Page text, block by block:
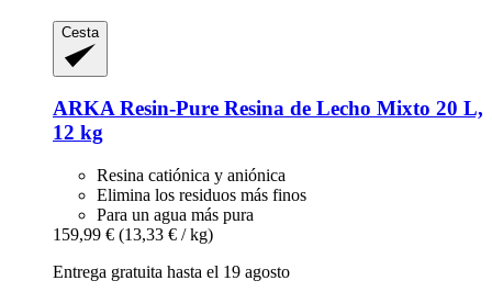
Cesta
ARKAResin-​Pure Resina de Lecho Mixto 20 L,
12 kg
Resina catiónica y aniónica
Elimina los residuos más finos
Para un agua más pura
159,99 € (13,33 € / kg)
Entrega gratuita hasta el 19 agosto